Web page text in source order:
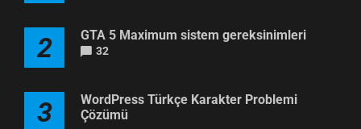
2 GTA 5 Maximum sistem gereksinimleri
32
3
WordPress Türkçe Karakter Problemi
Çözümü